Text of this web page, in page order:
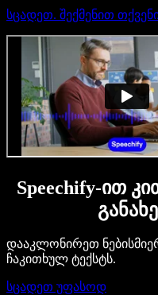
სცადეთ. შექმენით
Speechify-ით
დააკლონირეთ
ჩაკითხულ ტექსტს.
სცადეთ უფასოდ